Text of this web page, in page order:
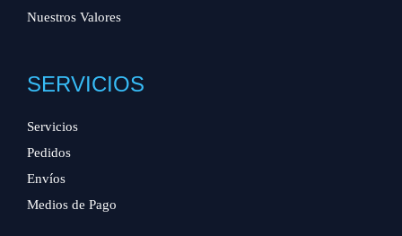
Nuestros Valores
SERVICIOS
Servicios
Pedidos
Envíos
Medios de Pago